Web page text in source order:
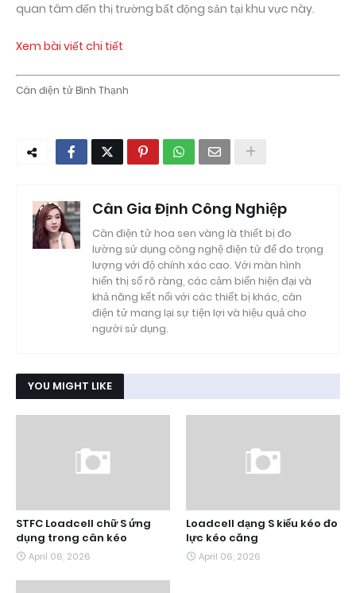
quan tâm đến thị trường bất động sản tại khu vực này.
Xem bài viết chi tiết
Cân điện tử Bình Thạnh
Cân Gia Định Công Nghiệp
Cân điện tử hoa sen vàng là thiết bị đo
lường sử dụng công nghệ điện tử để đo trọng
lượng với độ chính xác cao. Với màn hình
hiển thị số rõ ràng, các cảm biến hiện đại và
khả năng kết nối với các thiết bị khác, cân
điện tử mang lại sự tiện lợi và hiệu quả cho
người sử dụng.
YOU MIGHT LIKE
STFC Loadcell chữ S ứng
dụng trong cân kéo
April 06, 2026
Loadcell dạng S kiểu kéo đo
lực kéo căng
April 06, 2026